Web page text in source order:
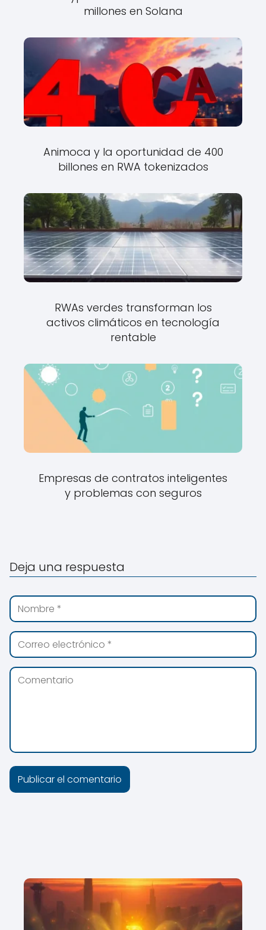
millones en Solana
Animoca y la oportunidad de 400
billones en RWA tokenizados
RWAs verdes transforman los
activos climáticos en tecnología
rentable
Empresas de contratos inteligentes
y problemas con seguros
Deja una respuesta